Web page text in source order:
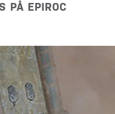
PÅ EPIROC